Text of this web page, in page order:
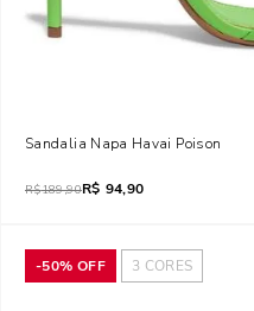
Sandalia Napa Havai Poison
R$189,90R$ 94,90
-50% OFF 3 CORES